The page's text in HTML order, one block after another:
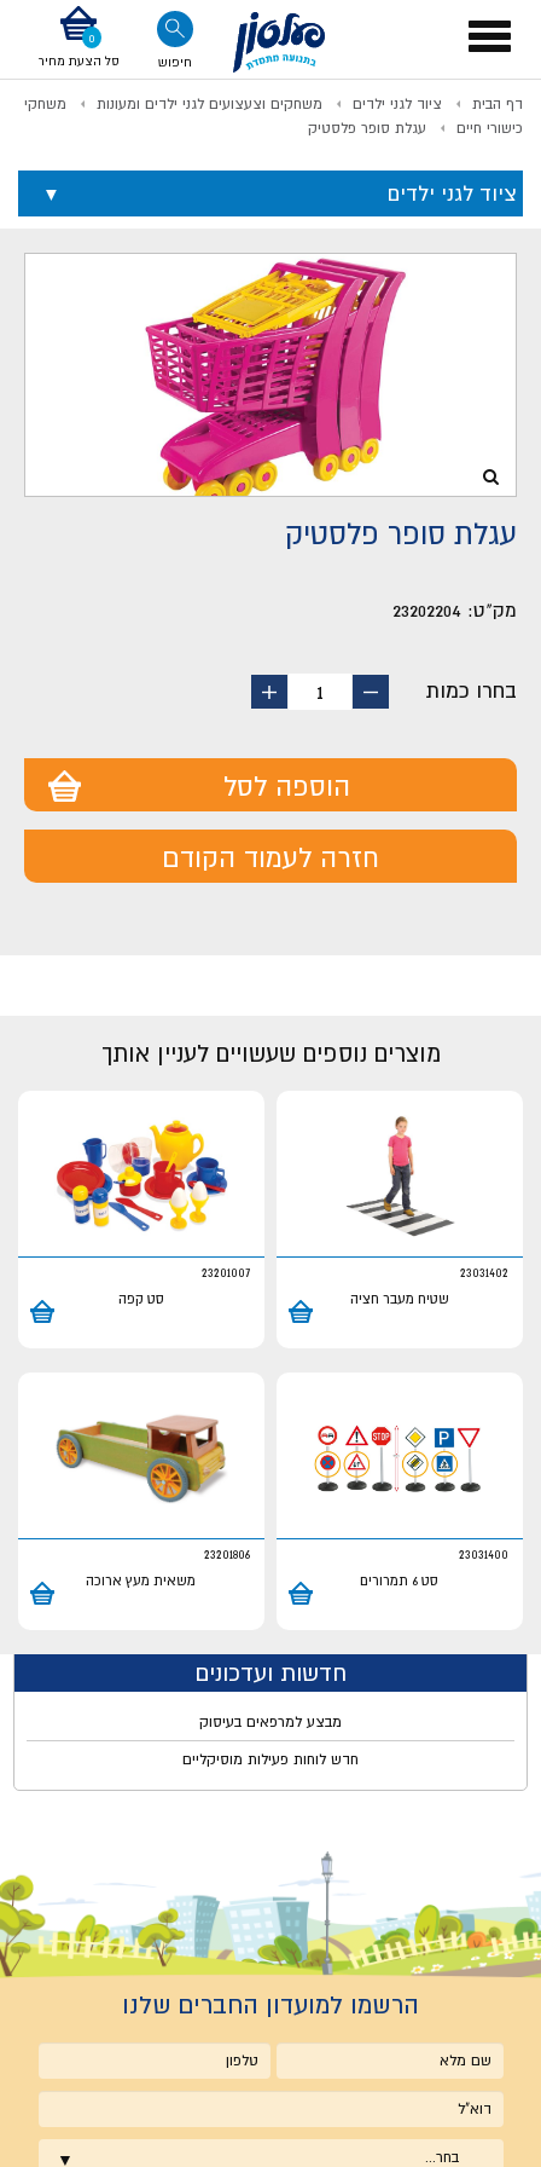
Toggle
navigation
חיפוש סל הצעת מחיר
דף הבית ציוד לגני ילדים משחקים וצעצועים לגני ילדים ומעונות
משחקי
כישורי חיים
עגלת סופר פלסטיק
ציוד לגני ילדים
עגלת סופר פלסטיק
מק"ט: 23202204
בחרו כמות
החסר
1
הוסף
הוספה לסל
חזרה לעמוד הקודם
מוצרים נוספים שעשויים לעניין אותך
23031402
שטיח מעבר חציה
23201007
סט קפה
23031400
סט 6 תמרורים
23201806
משאית מעץ ארוכה
חדשות ועדכונים
מבצע למרפאים בעיסוק
חדש לוחות פעילות מוסיקליים
הרשמו למועדון החברים שלנו
שם
מלא
טלפון
אימייל
בחר...